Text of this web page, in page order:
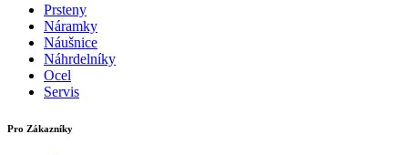
Prsteny
Náramky
Náušnice
Náhrdelníky
Ocel
Servis
Pro Zákazníky